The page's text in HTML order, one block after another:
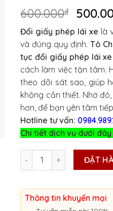
600.000₫
Giá
gốc
là:
Đổi giấy phép lái xe là
và đúng quy định.Tô
tục đổi giấy phép lái xe
cách làm việc tận tâm.
theo dõi sát sao, giúp
không cần thiết. Nhờ
hơn, để bạn yên tâm
Hotline tư vấn:
Chi tiết dịch vụ dưới đây
DỊCH VỤ ĐỔI BẰNG LÁI XE
ĐẶT
Thông tin khuyến mại